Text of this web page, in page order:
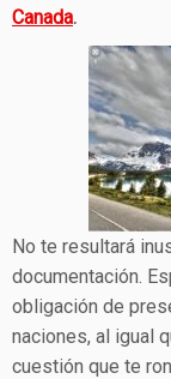
Canada.
No te resultará
documentación.
obligación de
naciones, al igual
cuestión que te